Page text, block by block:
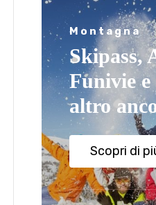
Montagna
Skipass,
Funivie
altro
Scopri di